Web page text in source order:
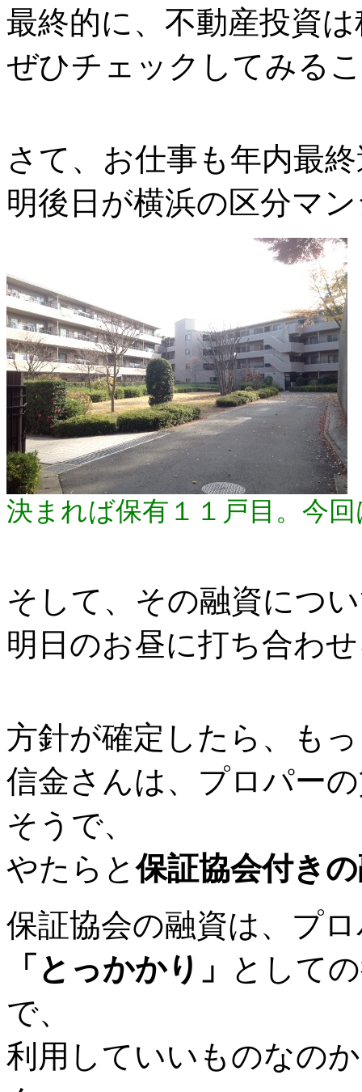
最終的に、不動産投資
ぜひチェックしてみる
さて、お仕事も年内最
明後日が横浜の区分マ
決まれば保有１１戸目。今
そして、その融資につ
明日のお昼に打ち合わ
方針が確定したら、も
信金さんは、プロパー
そうで、
やたらと保証協会付き
保証協会の融資は、プ
「とっかかり」
として
で、
利用していいものなの